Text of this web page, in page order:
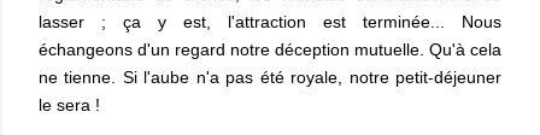
lasser ; ça y est, l'attraction est terminée... Nous
échangeons d'un regard notre déception mutuelle. Qu'à cela
ne tienne. Si l'aube n'a pas été royale, notre petit-déjeuner
le sera !